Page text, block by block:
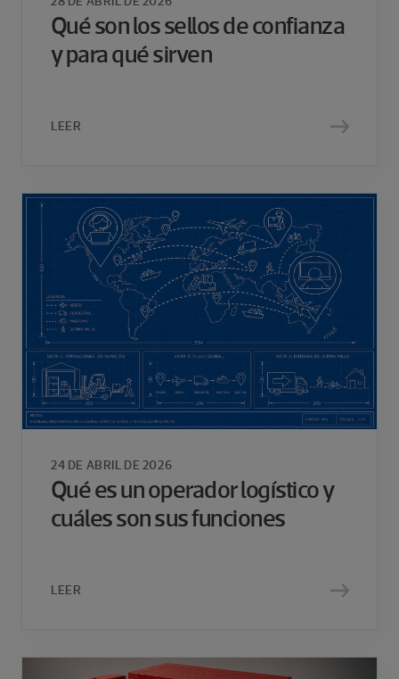
Qué son los sellos de confianza
y para qué sirven
LEER
24 DE ABRIL DE 2026
Qué es un operador logístico y
cuáles son sus funciones
LEER